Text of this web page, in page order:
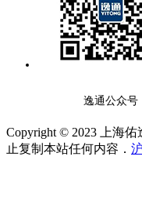
逸通公众号
Copyright © 2023 上海
止复制本站任何内容．